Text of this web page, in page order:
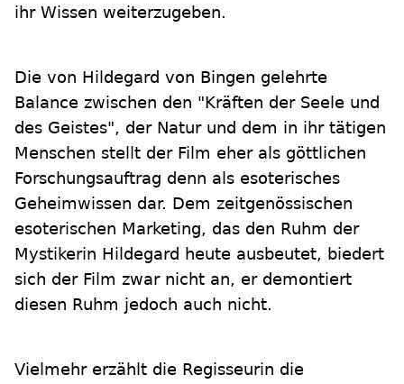
ihr Wissen weiterzugeben.
Die von Hildegard von Bingen gelehrte
Balance zwischen den "Kräften der Seele und
des Geistes", der Natur und dem in ihr tätigen
Menschen stellt der Film eher als göttlichen
Forschungsauftrag denn als esoterisches
Geheimwissen dar. Dem zeitgenössischen
esoterischen Marketing, das den Ruhm der
Mystikerin Hildegard heute ausbeutet, biedert
sich der Film zwar nicht an, er demontiert
diesen Ruhm jedoch auch nicht.
Vielmehr erzählt die Regisseurin die